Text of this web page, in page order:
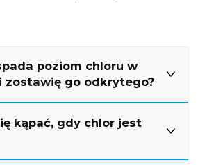
poziom chloru w
zostawię go odkrytego?
od nasłonecznienia,
intensywności cyrkulacji oraz
W praktyce spadek zajmuje
do kilku dni. Kontrola pomiarami
kąpać, gdy chlor jest